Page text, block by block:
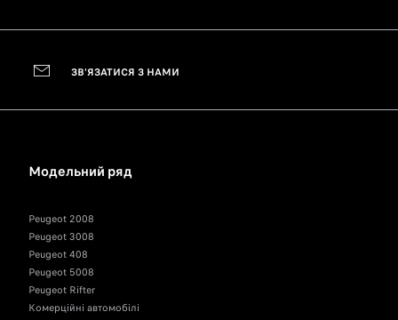
ЗВ'ЯЗАТИСЯ З НАМИ
Модельний ряд
Peugeot 2008
Peugeot 3008
Peugeot 408
Peugeot 5008
Peugeot Rifter
Комерційні автомобілі